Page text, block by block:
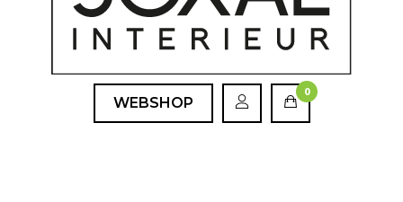
WEBSHOP
0